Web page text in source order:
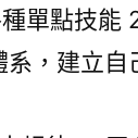
單點技能
，建立自